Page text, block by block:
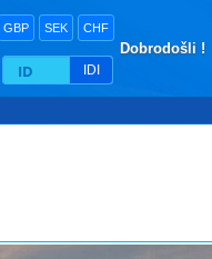
GBP SEK CHF
IDI
Dobrodošli !